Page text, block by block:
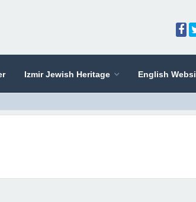
Izmir Jewish Heritage English